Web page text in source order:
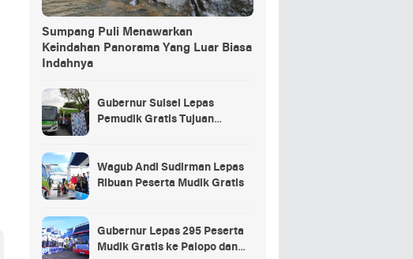
Sumpang Puli Menawarkan
Keindahan Panorama Yang Luar Biasa
Indahnya
Gubernur Sulsel Lepas
Pemudik Gratis Tujuan
Wagub Andi Sudirman Lepas
Ribuan Peserta Mudik Gratis
Gubernur Lepas 295 Peserta
Mudik Gratis ke Palopo dan